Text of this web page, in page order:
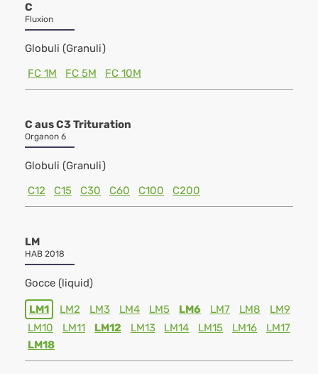
C
Fluxion
Globuli (Granuli)
FC 1M
FC 5M FC 10M
C aus C3 Trituration
Organon 6
Globuli (Granuli)
C12
C15 C30 C60 C100 C200
LM
HAB 2018
Gocce (liquid)
LM1 LM2 LM3 LM4 LM5 LM6 LM7 LM8
LM9
LM10
LM11 LM12 LM13 LM14 LM15 LM16
LM17
LM18